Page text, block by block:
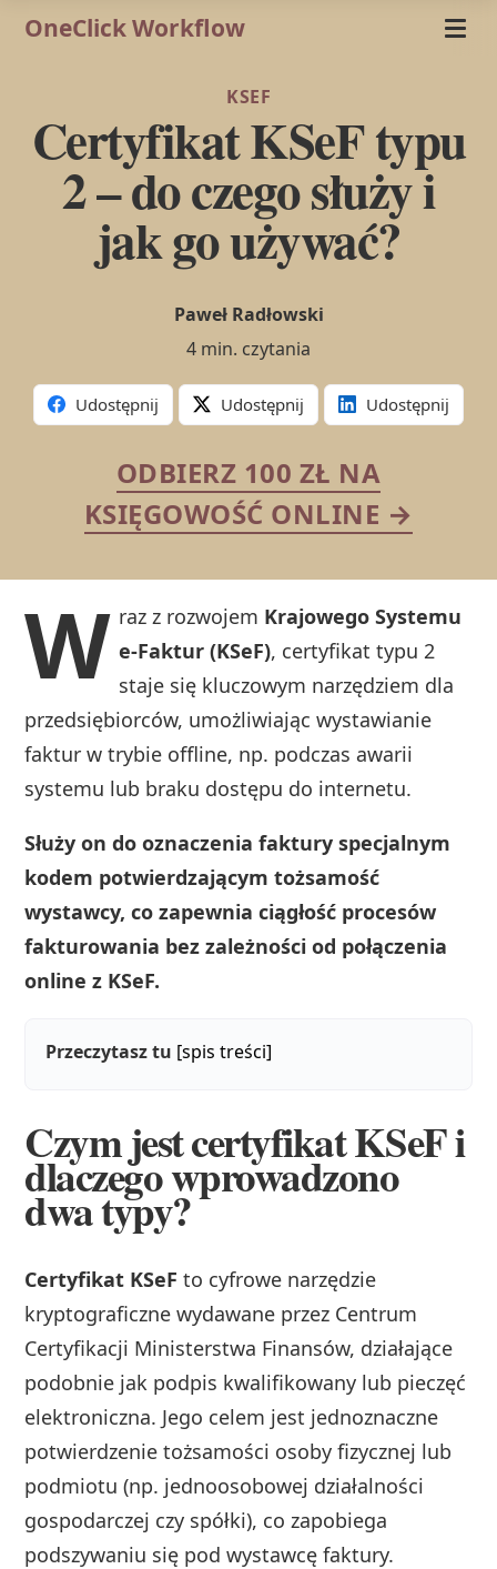
OneClick Workflow
KSEF
Certyfikat KSeF typu
2 – do czego służy i
jak go używać?
Paweł Radłowski
4 min. czytania
Udostępnij Udostępnij Udostępnij
ODBIERZ 100 ZŁ NA
KSIĘGOWOŚĆ ONLINE →
W raz z rozwojem Krajowego Systemu
e-Faktur (KSeF), certyfikat typu 2
staje się kluczowym narzędziem dla
przedsiębiorców, umożliwiając wystawianie
faktur w trybie offline, np. podczas awarii
systemu lub braku dostępu do internetu.
Służy on do oznaczenia faktury specjalnym
kodem potwierdzającym tożsamość
wystawcy, co zapewnia ciągłość procesów
fakturowania bez zależności od połączenia
online z KSeF.
Przeczytasz tu [spis treści]
Czym jest certyfikat KSeF i
dlaczego wprowadzono
dwa typy?
Certyfikat KSeF to cyfrowe narzędzie
kryptograficzne wydawane przez Centrum
Certyfikacji Ministerstwa Finansów, działające
podobnie jak podpis kwalifikowany lub pieczęć
elektroniczna. Jego celem jest jednoznaczne
potwierdzenie tożsamości osoby fizycznej lub
podmiotu (np. jednoosobowej działalności
gospodarczej czy spółki), co zapobiega
podszywaniu się pod wystawcę faktury.